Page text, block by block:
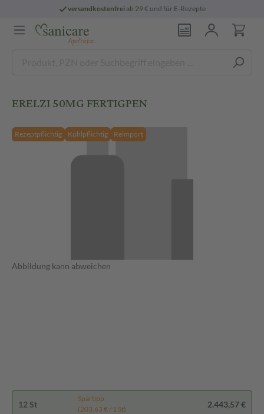
versandkostenfreiab 29 € und für E-Rezepte
ERELZI 50MG FERTIGPEN
Rezeptpflichtig Kühlpflichtig Reimport
Abbildung kann abweichen
12 St
Spartipp
(203,63 € / 1 St)
2.443,57 €